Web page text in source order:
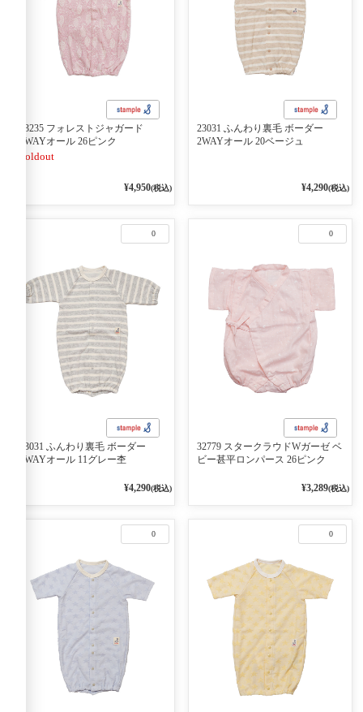
23235 フォレストジャガード
2WAYオール 26ピンク
Soldout
¥4,950(税込)
23031 ふんわり裏毛 ボーダー
2WAYオール 20ベージュ
¥4,290(税込)
0
23031 ふんわり裏毛 ボーダー
2WAYオール 11グレー杢
¥4,290(税込)
0
32779 スタークラウドWガーゼ ベ
ビー甚平ロンパース 26ピンク
¥3,289(税込)
0 0